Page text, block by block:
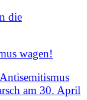
die
wagen!
am 30. April